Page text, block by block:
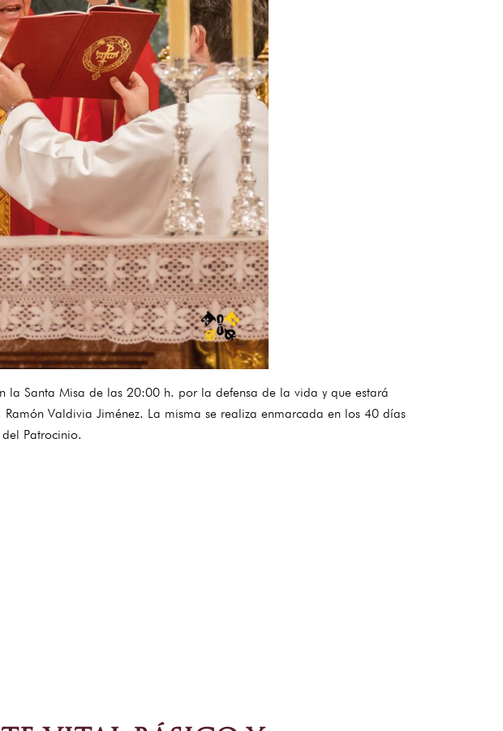
la Santa Misa de las 20:00 h. por la defensa de la vida y que estará
Valdivia Jiménez. La misma se realiza enmarcada en los 40 días
Patrocinio.